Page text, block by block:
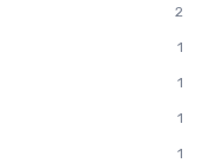
2
1
1
1
1